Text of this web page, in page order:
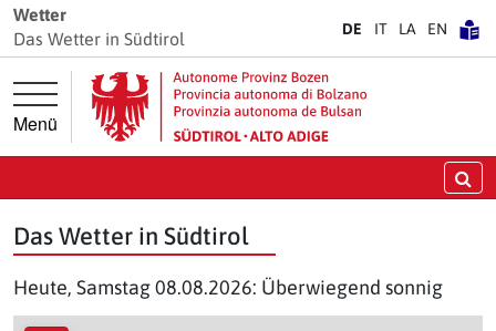
Springe direkt zur Hauptnavigation
Springe direkt zum Inhalt
Wetter
Das Wetter in Südtirol
DE IT LA EN
Menü
Das Wetter in Südtirol
Heute, Samstag 08.08.2026: Überwiegend sonnig